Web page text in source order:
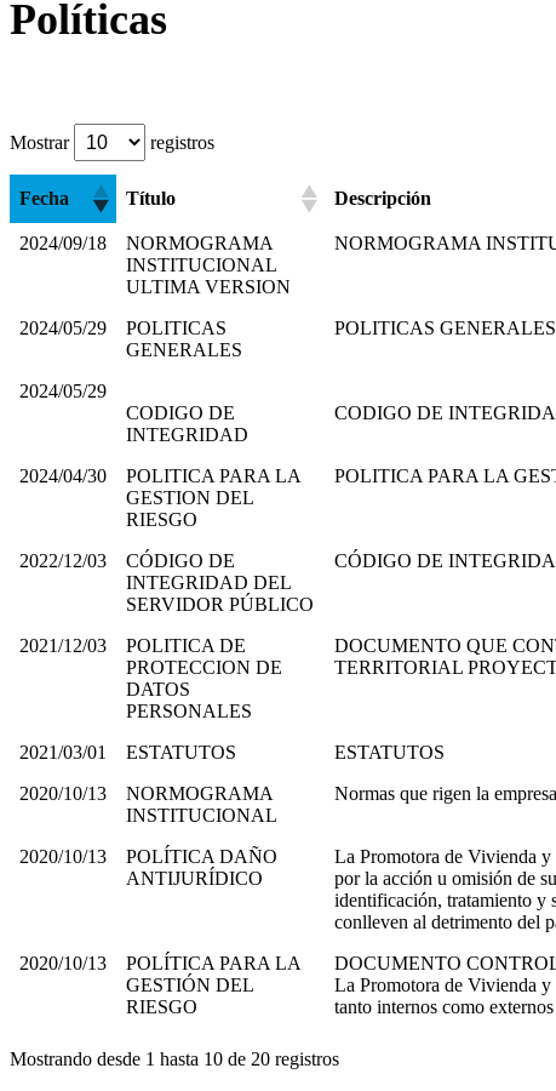
Políticas
Mostrar registros
Fecha Título Descripción
2024/09/18
NORMOGRAMA
INSTITUCIONAL
ULTIMA VERSION
NORMOGRAMA
2024/05/29
POLITICAS
GENERALES
POLITICAS GENERALES
2024/05/29
CODIGO DE
INTEGRIDAD
CODIGO DE
2024/04/30
POLITICA PARA LA
GESTION DEL
RIESGO
POLITICA PARA LA
2022/12/03
CÓDIGO DE
INTEGRIDAD DEL
SERVIDOR PÚBLICO
CÓDIGO DE
2021/12/03
POLITICA DE
PROTECCION DE
DATOS
PERSONALES
DOCUMENTO QUE
TERRITORIAL
2021/03/01 ESTATUTOS ESTATUTOS
2020/10/13
NORMOGRAMA
INSTITUCIONAL
Normas que rigen la empresa
2020/10/13
POLÍTICA DAÑO
ANTIJURÍDICO
La Promotora de Vivienda
por la acción u omisión de
identificación, tratamiento y
conlleven al detrimento del
2020/10/13
POLÍTICA PARA LA
GESTIÓN DEL
RIESGO
DOCUMENTO
La Promotora de Vivienda y
tanto internos como
Mostrando desde 1 hasta 10 de 20 registros